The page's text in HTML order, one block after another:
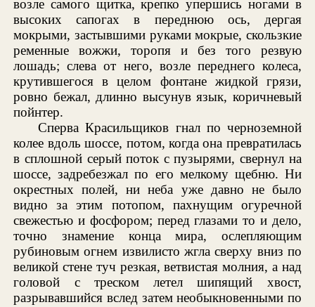
возле самого щитка, крепко упершись ногами в
высоких сапогах в переднюю ось, дергая
мокрыми, застывшими руками мокрые, скользкие
ременные вожжи, торопя и без того резвую
лошадь; слева от него, возле переднего колеса,
крутившегося в целом фонтане жидкой грязи,
ровно бежал, длинно высунув язык, коричневый
пойнтер.
Сперва Красильщиков гнал по черноземной
колее вдоль шоссе, потом, когда она превратилась
в сплошной серый поток с пузырями, свернул на
шоссе, задребезжал по его мелкому щебню. Ни
окрестных полей, ни неба уже давно не было
видно за этим потопом, пахнущим огуречной
свежестью и фосфором; перед глазами то и дело,
точно знамение конца мира, ослепляющим
рубиновым огнем извилисто жгла сверху вниз по
великой стене туч резкая, ветвистая молния, а над
головой с треском летел шипящий хвост,
разрывавшийся вслед затем необыкновенными по